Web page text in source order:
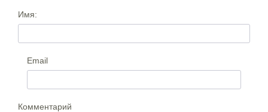
Имя:
Email
Комментарий